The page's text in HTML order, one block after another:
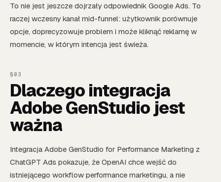
To nie jest jeszcze dojrzały odpowiednik Google Ads. To
raczej wczesny kanał mid-funnel: użytkownik porównuje
opcje, doprecyzowuje problem i może kliknąć reklamę w
momencie, w którym intencja jest świeża.
Dlaczego integracja
Adobe GenStudio jest
ważna
Integracja Adobe GenStudio for Performance Marketing z
ChatGPT Ads pokazuje, że OpenAI chce wejść do
istniejącego workflow performance marketingu, a nie